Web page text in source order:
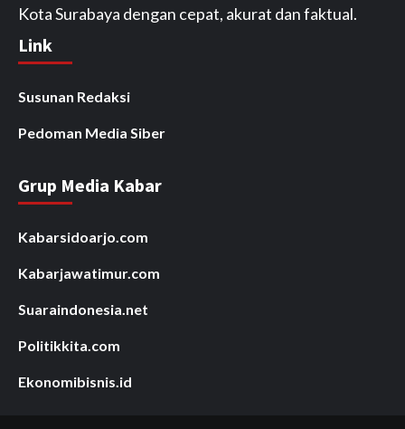
Kota Surabaya dengan cepat, akurat dan faktual.
Link
Susunan Redaksi
Pedoman Media Siber
Grup Media Kabar
Kabarsidoarjo.com
Kabarjawatimur.com
Suaraindonesia.net
Politikkita.com
Ekonomibisnis.id